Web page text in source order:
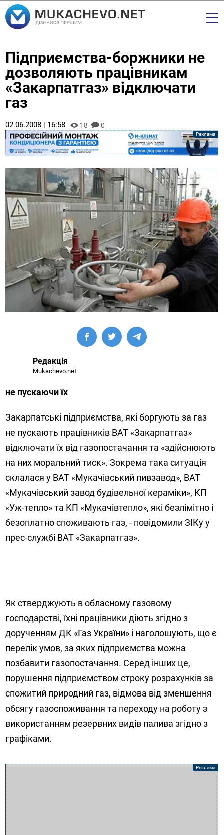
Підприємства-боржники не
дозволяють працівникам
«Закарпатгаз» відключати
газ
02.06.2008 | 16:58 18 0
Редакція
Mukachevo.net
не пускаючи їх
Закарпатські підприємства, які боргують за газ
не пускають працівників ВАТ «Закарпатгаз»
відключати їх від газопостачання та «здійснюють
на них моральний тиск». Зокрема така ситуація
склалася у ВАТ «Мукачівський пивзавод», ВАТ
«Мукачівський завод будівельної кераміки», КП
«Уж-тепло» та КП «Мукачівтепло», які безлімітно і
безоплатно споживають газ, - повідомили ЗІКу у
прес-службі ВАТ «Закарпатгаз».
Як стверджують в обласному газовому
господарстві, їхні працівники діють згідно з
дорученням ДК «Газ України» і наголошують, що є
перелік умов, за яких підприємства можна
позбавити газопостачання. Серед інших це,
порушення підприємством строку розрахунків за
спожитий природний газ, відмова від зменшення
обсягу газоспоживання та переходу на роботу з
використанням резервних видів палива згідно з
графіками.